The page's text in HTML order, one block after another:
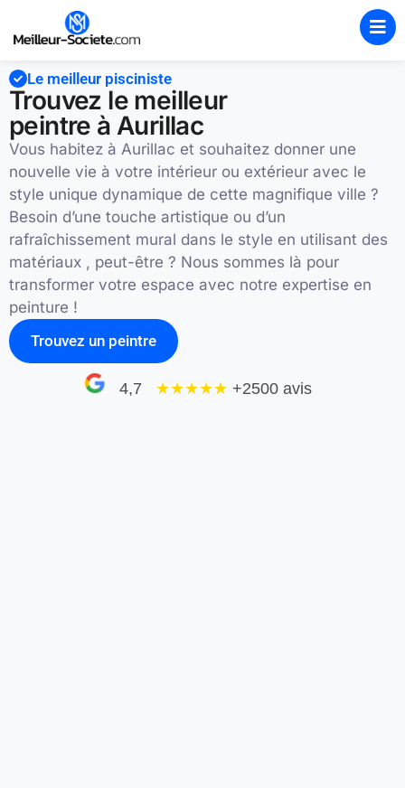
Le meilleur pisciniste
Trouvez le meilleur
peintre à Aurillac
Vous habitez à Aurillac et souhaitez donner une
nouvelle vie à votre intérieur ou extérieur avec le
style unique dynamique de cette magnifique ville ?
Besoin d’une touche artistique ou d’un
rafraîchissement mural dans le style en utilisant des
matériaux , peut-être ? Nous sommes là pour
transformer votre espace avec notre expertise en
peinture !
Trouvez un peintre
4,7 ★★★★★ +2500 avis